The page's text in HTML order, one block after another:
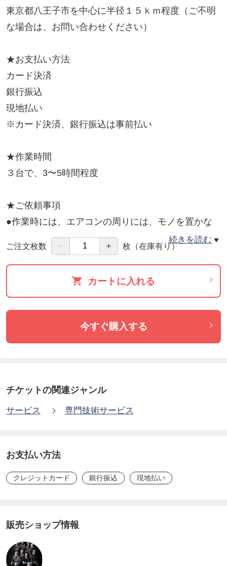
東京都八王子市を中心に半径１５ｋｍ程度（ご不明
な場合は、お問い合わせください）
★お支払い方法
カード決済
銀行振込
現地払い
※カード決済、銀行振込は事前払い
★作業時間
３台で、3〜5時間程度
★ご依頼事項
●作業時には、エアコンの周りには、モノを置かな
いようにお願いいたします。
水を使っての作業になりますので、破損・汚損の
原因になります。
●移動できないものがある場合は、事前にご相談く
養生が必要な場合や、どかすのに人手が必要な場
合にもご相 談ください。
ただし、お庭の植栽がある場所では、植栽が枯れ
します。
します。
なります。
万が一クリーニングが原因での故障があった場合
は、修理代を保証いたします。
その際は、故障の原因について検査をさせて頂きま
続きを読む
ご注文枚数 － ＋ 枚 （在庫有り）
カートに入れる
今すぐ購入する
チケットの関連ジャンル
サービス 専門技術サービス
お支払い方法
クレジットカード 銀行振込 現地払い
販売ショップ情報